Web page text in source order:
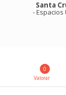
Santa
-Espacios
0
Valorar